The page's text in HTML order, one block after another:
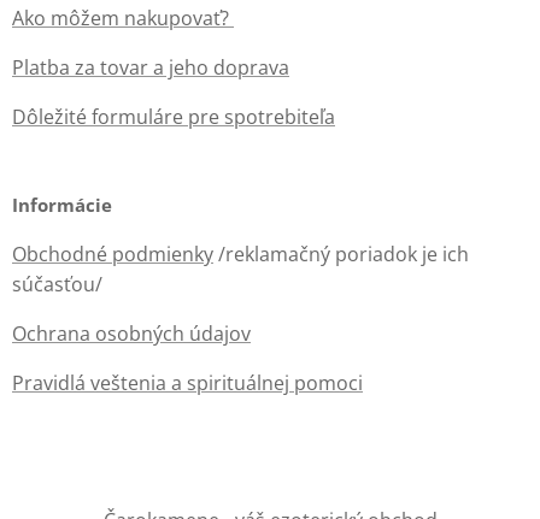
Ako môžem nakupovať?
Platba za tovar a jeho doprava
Dôležité formuláre pre spotrebiteľa
Informácie
Obchodné podmienky/reklamačný poriadok je ich
súčasťou/
Ochrana osobných údajov
Pravidlá veštenia a spirituálnej pomoci